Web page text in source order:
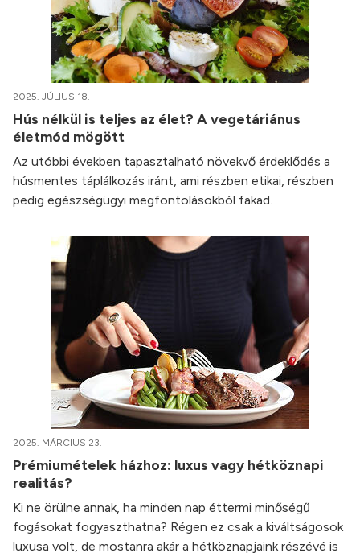
2025. JÚLIUS 18.
Hús nélkül is teljes az élet? A vegetáriánus
életmód mögött
Az utóbbi években tapasztalható növekvő érdeklődés a
húsmentes táplálkozás iránt, ami részben etikai, részben
pedig egészségügyi megfontolásokból fakad.
2025. MÁRCIUS 23.
Prémiumételek házhoz: luxus vagy hétköznapi
realitás?
Ki ne örülne annak, ha minden nap éttermi minőségű
fogásokat fogyaszthatna? Régen ez csak a kiváltságosok
luxusa volt, de mostanra akár a hétköznapjaink részévé is